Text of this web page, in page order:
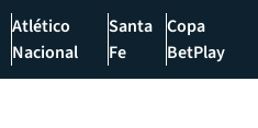
Atlético
Nacional
Santa
Fe
Copa
BetPlay